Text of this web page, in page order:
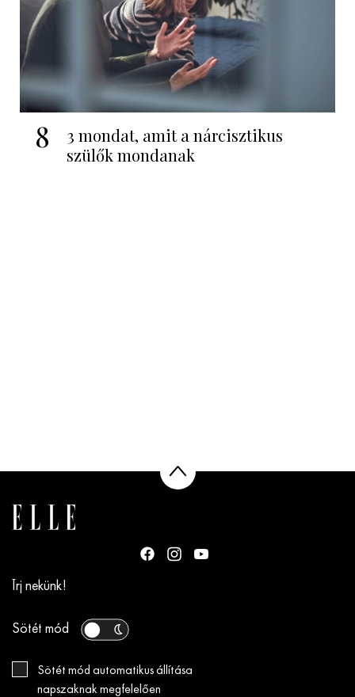
8
3 mondat, amit a nárcisztikus
szülők mondanak
Írj nekünk!
Sötét mód
Sötét mód automatikus állítása
napszaknak megfelelően